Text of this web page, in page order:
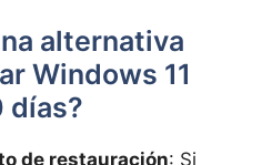
alternativa
Windows 11
días?
de restauración: Si